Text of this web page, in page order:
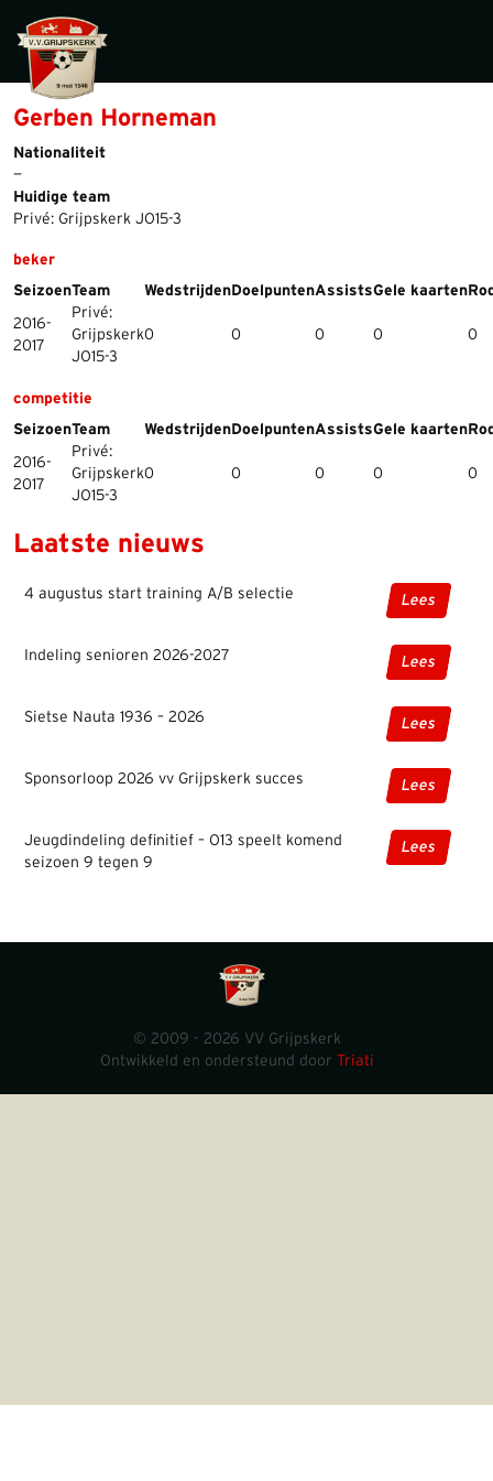
Gerben Horneman
Nationaliteit
—
Huidige team
Privé: Grijpskerk JO15-3
beker
SeizoenTeam Wedstrijden DoelpuntenAssistsGele kaarten
2016-
2017
Privé:
Grijpskerk
JO15-3
0 0 0 0 0
competitie
SeizoenTeam Wedstrijden DoelpuntenAssistsGele kaarten
2016-
2017
Privé:
Grijpskerk
JO15-3
0 0 0 0 0
Laatste nieuws
4 augustus start training A/B selectie Lees
Indeling senioren 2026-2027 Lees
Sietse Nauta 1936 – 2026 Lees
Sponsorloop 2026 vv Grijpskerk succes Lees
Jeugdindeling definitief – O13 speelt komend
seizoen 9 tegen 9
Lees
© 2009 - 2026 VV Grijpskerk
Ontwikkeld en ondersteund door Triati